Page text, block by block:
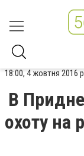
18:00, 4 жовтня 2016
В
охоту на